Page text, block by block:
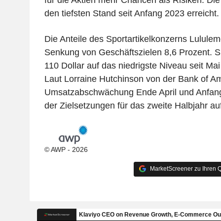
den tiefsten Stand seit Anfang 2023 erreicht.
Die Anteile des Sportartikelkonzerns
Senkung von Geschäftszielen 8,6 Prozent.
110 Dollar auf das niedrigste Niveau seit
Laut Lorraine Hutchinson von der Bank of
Umsatzabschwächung Ende April und
der Zielsetzungen für das zweite Halbjahr
© AWP - 2026
MarketScreener zu Ihren